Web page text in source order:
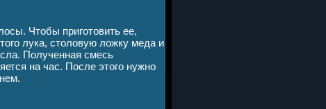
Чтобы приготовить ее,
лука, столовую ложку меда и
Полученная смесь
на час. После этого нужно